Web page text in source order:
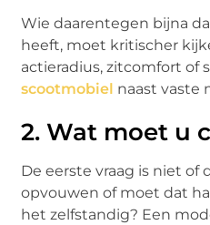
Wie daarentegen bijna
heeft, moet kritischer
actieradius, zitcomfort of
scootmobiel naast vaste
2. Wat moet u
De eerste vraag is niet
opvouwen of moet dat
het zelfstandig? Een